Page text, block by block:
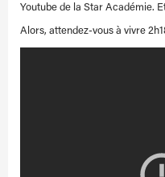
Youtube de la Star Académie.
Alors, attendez-vous à vivre